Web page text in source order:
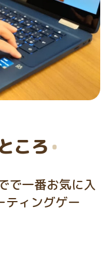
ころ
で一番お気に入
ティングゲー